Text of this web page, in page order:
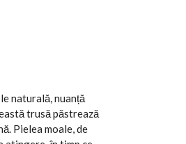
naturală, nuanță
trusă păstrează
Pielea moale, de